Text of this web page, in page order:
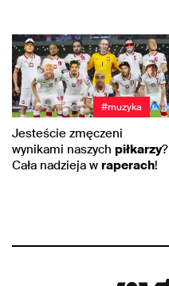
#muzyka
Jesteście zmęczeni
wynikami naszych piłkarzy?
Cała nadzieja w raperach!